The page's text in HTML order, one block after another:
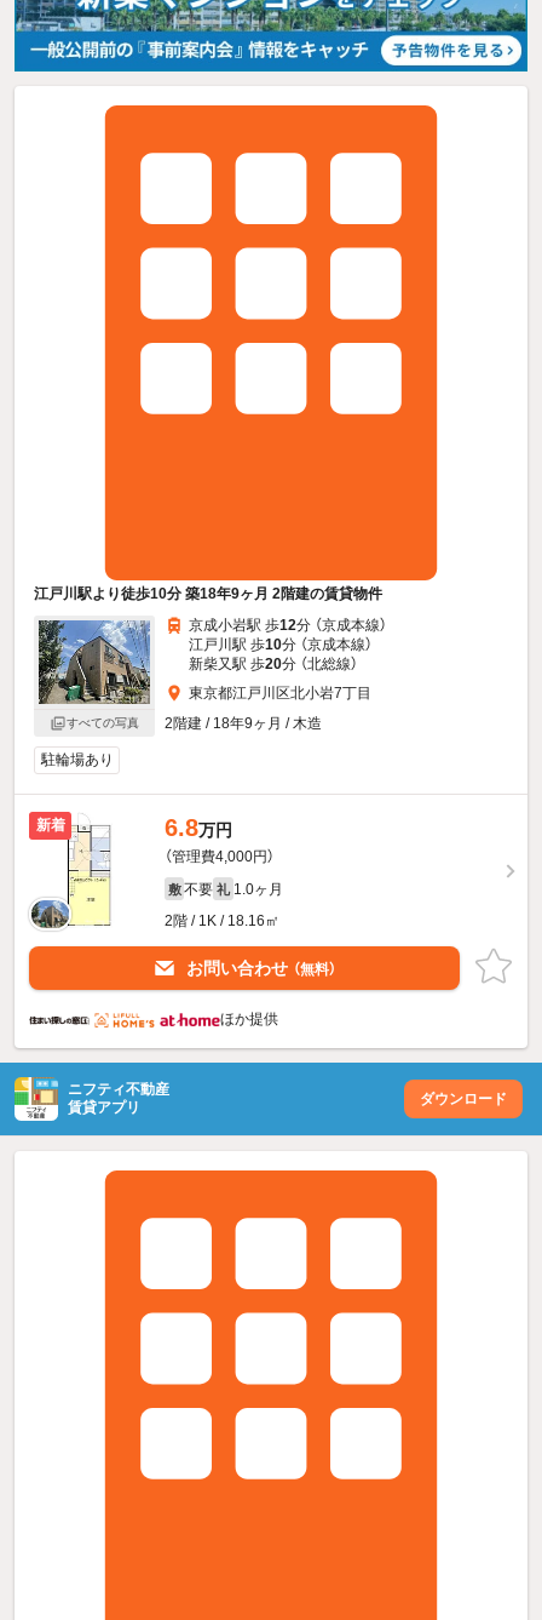
江戸川駅より徒歩10分 築18年9ヶ月 2階建の賃貸物件
すべての写真
京成小岩駅 歩12分 （京成本線）
江戸川駅 歩10分 （京成本線）
新柴又駅 歩20分 （北総線）
東京都江戸川区北小岩7丁目
2階建 / 18年9ヶ月 / 木造
駐輪場あり
新着 6.8万円
（管理費4,000円）
敷 不要 礼 1.0ヶ月
2階 / 1K / 18.16㎡
お問い合わせ （無料）
ほか提供
ニフティ不動産
賃貸アプリ
ダウンロード